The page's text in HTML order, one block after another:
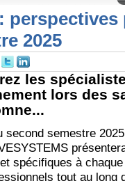
2025
les
lors des
second semestre
spécifiques à
tout au long